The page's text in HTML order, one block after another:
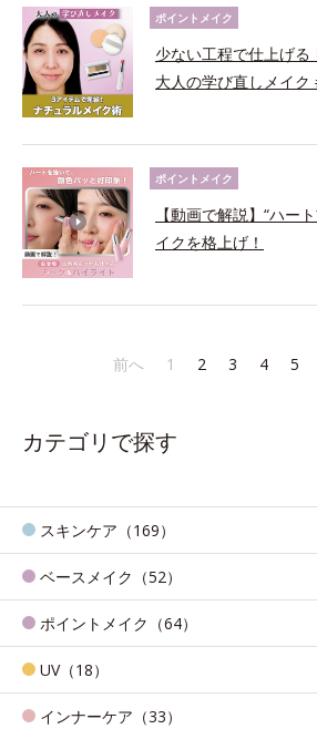
ポイントメイク
少ない工程で仕上げる
大人の学び直しメイク
ポイントメイク
【動画で解説】“ハー
イクを格上げ！
前へ 1 2 3 4 5
カテゴリで探す
スキンケア（169）
ベースメイク（52）
ポイントメイク（64）
UV（18）
インナーケア（33）